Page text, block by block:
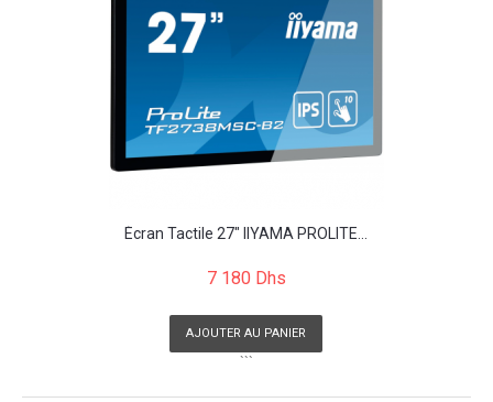
Écran Tactile 27" IIYAMA PROLITE...
7 180 Dhs
AJOUTER AU PANIER
```